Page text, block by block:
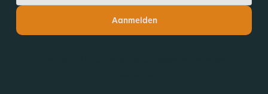
Aanmelden